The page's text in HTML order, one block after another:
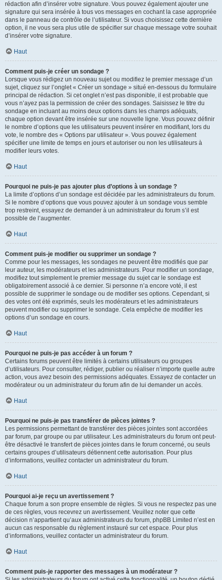
rédaction afin d’insérer votre signature. Vous pouvez également ajouter une
signature qui sera insérée à tous vos messages en cochant la case appropriée
dans le panneau de contrôle de l’utilisateur. Si vous choisissez cette dernière
option, il ne vous sera plus utile de spécifier sur chaque message votre souhait
d’insérer votre signature.
Haut
Comment puis-je créer un sondage ?
Lorsque vous rédigez un nouveau sujet ou modifiez le premier message d’un
sujet, cliquez sur l’onglet « Créer un sondage » situé en-dessous du formulaire
principal de rédaction. Si cet onglet n’est pas disponible, il est probable que
vous n’ayez pas la permission de créer des sondages. Saisissez le titre du
sondage en incluant au moins deux options dans les champs adéquats,
chaque option devant être insérée sur une nouvelle ligne. Vous pouvez définir
le nombre d’options que les utilisateurs peuvent insérer en modifiant, lors du
vote, le nombre des « Options par utilisateur ». Vous pouvez également
spécifier une limite de temps en jours et autoriser ou non les utilisateurs à
modifier leurs votes.
Haut
Pourquoi ne puis-je pas ajouter plus d’options à un sondage ?
La limite d’options d’un sondage est décidée par les administrateurs du forum.
Si le nombre d’options que vous pouvez ajouter à un sondage vous semble
trop restreint, essayez de demander à un administrateur du forum s’il est
possible de l’augmenter.
Haut
Comment puis-je modifier ou supprimer un sondage ?
Comme pour les messages, les sondages ne peuvent être modifiés que par
leur auteur, les modérateurs et les administrateurs. Pour modifier un sondage,
modifiez tout simplement le premier message du sujet car le sondage est
obligatoirement associé à ce dernier. Si personne n’a encore voté, il est
possible de supprimer le sondage ou de modifier ses options. Cependant, si
des votes ont été exprimés, seuls les modérateurs et les administrateurs
peuvent modifier ou supprimer le sondage. Cela empêche de modifier les
options d’un sondage en cours.
Haut
Pourquoi ne puis-je pas accéder à un forum ?
Certains forums peuvent être limités à certains utilisateurs ou groupes
d’utilisateurs. Pour consulter, rédiger, publier ou réaliser n’importe quelle autre
action, vous avez besoin des permissions adéquates. Essayez de contacter un
modérateur ou un administrateur du forum afin de lui demander un accès.
Haut
Pourquoi ne puis-je pas transférer de pièces jointes ?
Les permissions permettant de transférer des pièces jointes sont accordées
par forum, par groupe ou par utilisateur. Les administrateurs du forum ont peut-
être désactivé le transfert de pièces jointes dans le forum concerné, ou seuls
certains groupes d’utilisateurs détiennent cette autorisation. Pour plus
d’informations, veuillez contacter un administrateur du forum.
Haut
Pourquoi ai-je reçu un avertissement ?
Chaque forum a son propre ensemble de règles. Si vous ne respectez pas une
de ces règles, vous recevrez un avertissement. Veuillez noter que cette
décision n’appartient qu’aux administrateurs du forum, phpBB Limited n’est en
aucun cas responsable du règlement instauré sur cet espace. Pour plus
d’informations, veuillez contacter un administrateur du forum.
Haut
Comment puis-je rapporter des messages à un modérateur ?